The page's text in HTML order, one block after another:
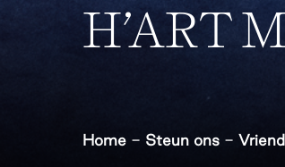
H’ART
Home - Steun ons -